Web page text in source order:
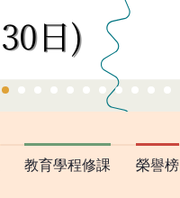
教育學程修課 榮譽榜